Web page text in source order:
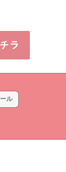
ル